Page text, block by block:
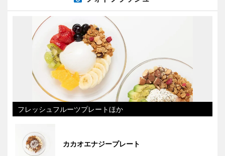
フレッシュフルーツプレートほか
カカオエナジープレート